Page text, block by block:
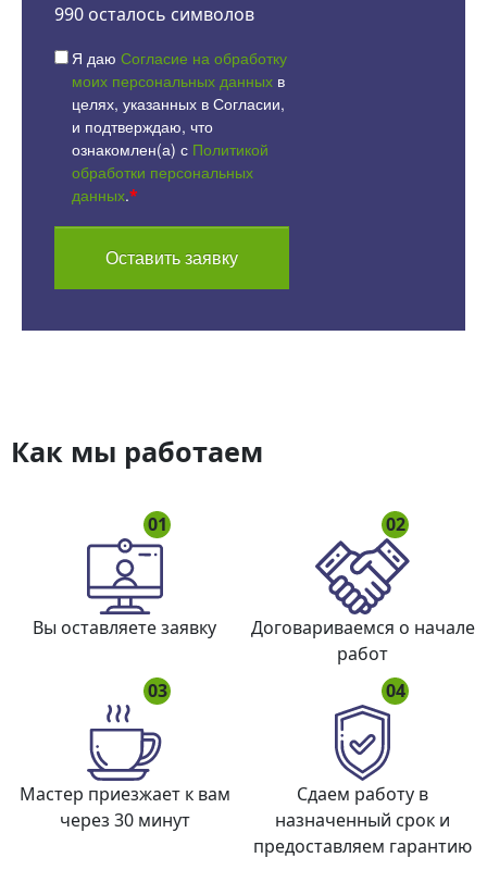
990 осталось символов
Я даю Согласие на обработку
моих персональных данных в
целях, указанных в Согласии,
и подтверждаю, что
ознакомлен(а) с Политикой
обработки персональных
данных.*
Оставить заявку
Как мы работаем
01
Вы оставляете заявку
02
Договариваемся о начале
работ
03
Мастер приезжает к вам
через 30 минут
04
Сдаем работу в
назначенный срок и
предоставляем гарантию